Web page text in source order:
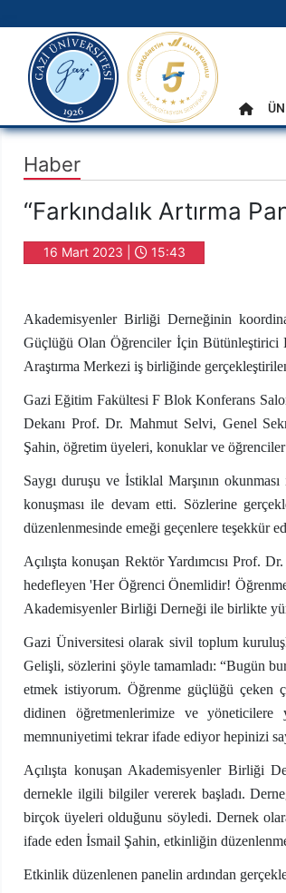
Ana Menü
gazi.edu.tr
Haber
“Farkındalık Artırma
16 Mart 2023 | 15:43
Akademisyenler Birliği Derneğinin
Güçlüğü Olan Öğrenciler İçin Bütünleştirici
Araştırma Merkezi iş birliğinde
Gazi Eğitim Fakültesi F Blok Konferans
Dekanı Prof. Dr. Mahmut Selvi, Genel
Şahin, öğretim üyeleri, konuklar ve öğrenciler
Saygı duruşu ve İstiklal Marşının
konuşması ile devam etti. Sözlerine
düzenlenmesinde emeği geçenlere teşekkür
Açılışta konuşan Rektör Yardımcısı Prof.
hedefleyen 'Her Öğrenci Önemlidir!
Akademisyenler Birliği Derneği ile birlikte
Gazi Üniversitesi olarak sivil toplum
Gelişli, sözlerini şöyle tamamladı: “Bugün
etmek istiyorum. Öğrenme güçlüğü çeken
didinen öğretmenlerimize ve yöneticilere
memnuniyetimi tekrar ifade ediyor hepinizi
Açılışta konuşan Akademisyenler Birliği
dernekle ilgili bilgiler vererek başladı.
birçok üyeleri olduğunu söyledi. Dernek
ifade eden İsmail Şahin, etkinliğin
Etkinlik düzenlenen panelin ardından